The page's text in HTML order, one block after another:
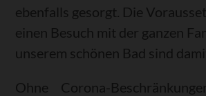
ebenfalls gesorgt. Die
einen Besuch mit der ganzen
unserem schönen Bad sind
Ohne Corona-